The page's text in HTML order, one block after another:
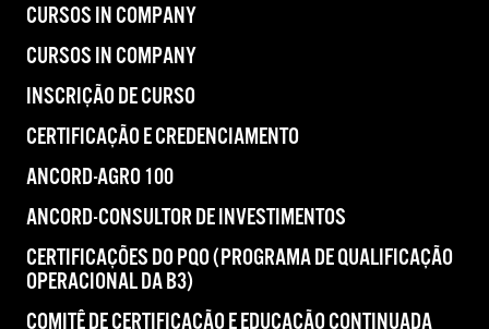
CURSOS IN COMPANY
CURSOS IN COMPANY
INSCRIÇÃO DE CURSO
CERTIFICAÇÃO E CREDENCIAMENTO
ANCORD-AGRO 100
ANCORD-CONSULTOR DE INVESTIMENTOS
CERTIFICAÇÕES DO PQO (PROGRAMA DE QUALIFICAÇÃO
OPERACIONAL DA B3)
COMITÊ DE CERTIFICAÇÃO E EDUCAÇÃO CONTINUADA